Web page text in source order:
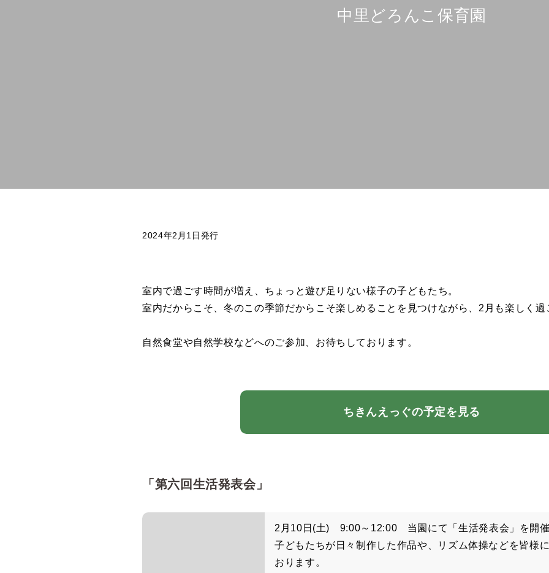
中里どろんこ保育園
2024年2月1日発行
室内で過ごす時間が増え、ちょっと遊び足りない様子の子どもたち。
室内だからこそ、冬のこの季節だからこそ楽しめることを見つけながら、2月も楽しく過
自然食堂や自然学校などへのご参加、お待ちしております。
ちきんえっぐの予定を見る
「第六回生活発表会」
2月10日(土) 9:00～12:00 当園にて「生活発表会」を開催
子どもたちが日々制作した作品や、リズム体操などを皆様
おります。